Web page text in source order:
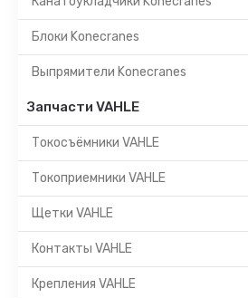
Блоки Konecranes
Выпрямители Konecranes
Запчасти VAHLE
Токосъёмники VAHLE
Токоприемники VAHLE
Щетки VAHLE
Контакты VAHLE
Крепления VAHLE